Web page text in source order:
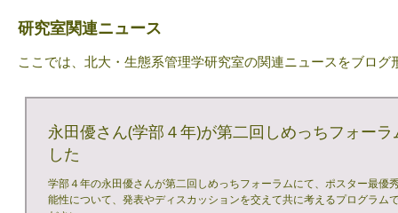
研究室関連ニュース
ここでは、北大・生態系管理学研究室の関連ニュースをブログ
永田優さん(学部４年)が第二回しめっちフォー
した
学部４年の永田優さんが第二回しめっちフォーラムにて、ポスター最優
能性について、発表やディスカッションを交えて共に考えるプログラム